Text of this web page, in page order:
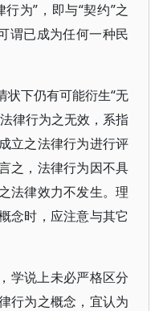
为”，即与“契约”之
谓已成为任何一种民
状下仍有可能衍生“无
律行为之无效，系指
立之法律行为进行评
之，法律行为因不具
法律效力不发生。理
念时，应注意与其它
学说上未必严格区分
行为之概念，宜认为